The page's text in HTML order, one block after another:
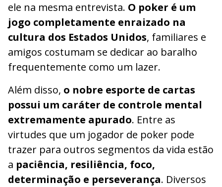
ele na mesma entrevista. O poker é um
jogo completamente enraizado na
cultura dos Estados Unidos, familiares e
amigos costumam se dedicar ao baralho
frequentemente como um lazer.
Além disso, o nobre esporte de cartas
possui um caráter de controle mental
extremamente apurado. Entre as
virtudes que um jogador de poker pode
trazer para outros segmentos da vida estão
a paciência, resiliência, foco,
determinação e perseverança. Diversos